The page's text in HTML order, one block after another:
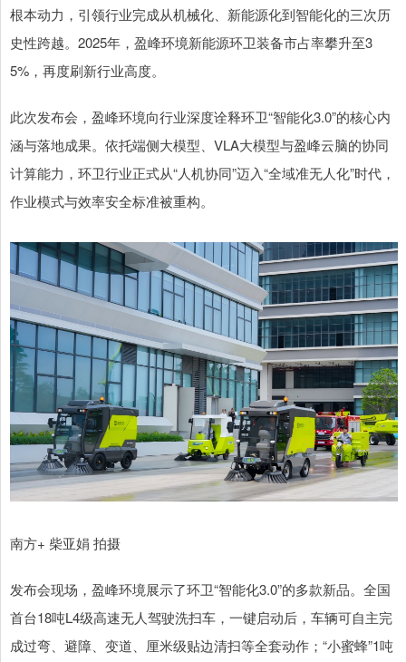
根本动力，引领行业完成从机械化、新能源化到智能化的三次历
史性跨越。2025年，盈峰环境新能源环卫装备市占率攀升至3
5%，再度刷新行业高度。
此次发布会，盈峰环境向行业深度诠释环卫“智能化3.0”的核心内
涵与落地成果。依托端侧大模型、VLA大模型与盈峰云脑的协同
计算能力，环卫行业正式从“人机协同”迈入“全域准无人化”时代，
作业模式与效率安全标准被重构。
南方+ 柴亚娟 拍摄
发布会现场，盈峰环境展示了环卫“智能化3.0”的多款新品。全国
首台18吨L4级高速无人驾驶洗扫车，一键启动后，车辆可自主完
成过弯、避障、变道、厘米级贴边清扫等全套动作；“小蜜蜂”1吨